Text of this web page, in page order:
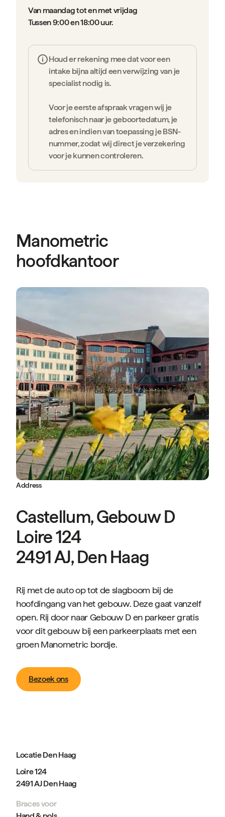
Van maandag tot en met vrijdag
Tussen 9:00 en 18:00 uur.
Houd er rekening mee dat voor een
intake bijna altijd een verwijzing van je
specialist nodig is.
Voor je eerste afspraak vragen wij je
telefonisch naar je geboortedatum, je
adres en indien van toepassing je BSN-
nummer, zodat wij direct je verzekering
voor je kunnen controleren.
Manometric
hoofdkantoor
Address
Castellum, Gebouw D
Loire 124
2491 AJ, Den Haag
Rij met de auto op tot de slagboom bij de
hoofdingang van het gebouw. Deze gaat vanzelf
open. Rij door naar Gebouw D en parkeer gratis
voor dit gebouw bij een parkeerplaats met een
groen Manometric bordje.
Bezoek ons
Locatie Den Haag
Loire 124
2491 AJ Den Haag
Braces voor